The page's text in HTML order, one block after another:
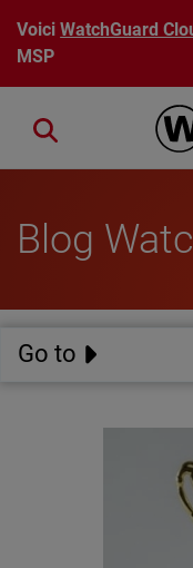
Aller au contenu
VoiciWatchGuard
MSP
Close search
Blog
Go to